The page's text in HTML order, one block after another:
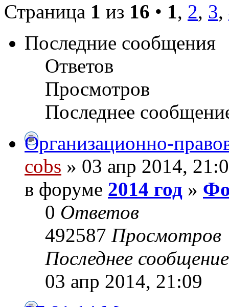
Страница 1 из 16 • 1, 2, 3,
Последние сообщения
Ответов
Просмотров
Последнее
Организационно-
cobs » 03 апр 2014,
в форуме 2014 год »
0 Ответов
492587 Просмотров
Последнее
03 апр 2014, 21:09